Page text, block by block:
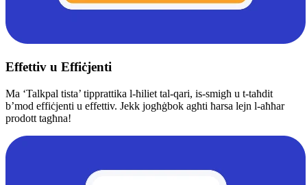
Effettiv u Effiċjenti
Ma ‘Talkpal tista’ tipprattika l-ħiliet tal-qari, is-smigħ u t-taħdit
b’mod effiċjenti u effettiv. Jekk jogħġbok agħti ħarsa lejn l-aħħar
prodott tagħna!